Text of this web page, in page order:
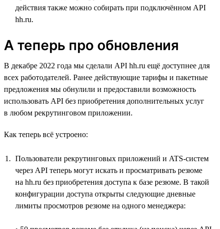
действия также можно собирать при подключённом API
hh.ru.
А теперь про обновления
В декабре 2022 года мы сделали API hh.ru ещё доступнее для
всех работодателей. Ранее действующие тарифы и пакетные
предложения мы обнулили и предоставили возможность
использовать API без приобретения дополнительных услуг
в любом рекрутинговом приложении.
Как теперь всё устроено:
Пользователи рекрутинговых приложений и ATS-систем
через API теперь могут искать и просматривать резюме
на hh.ru без приобретения доступа к базе резюме. В такой
конфигурации доступа открыты следующие дневные
лимиты просмотров резюме на одного менеджера: